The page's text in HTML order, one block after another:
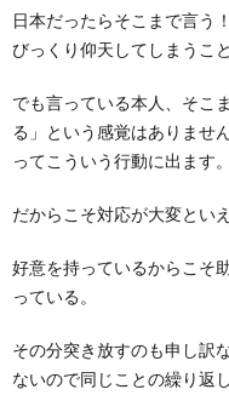
に進
まな
日本だったらそこまで言う
びっくり仰天してしまうこ
でも言っている本人、そこ
る」という感覚はありませ
ってこういう行動に出ます。
だからこそ対応が大変とい
好意を持っているからこそ
っている。
その分突き放すのも申し訳
ないので同じことの繰り返